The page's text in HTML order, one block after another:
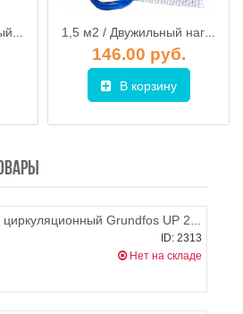
2 м2 / Мат двухжильный нагревательный MAT 170-2,0/340 / Smartec (Беларусь) 1,5 м2 / Двужильный нагревательный мат Heat`n`Warm EcoNG150-015
146.00 руб.
В корзину
Насос циркуляционный Grundfos UP 20-30 N
ID: 2313
Нет на складе